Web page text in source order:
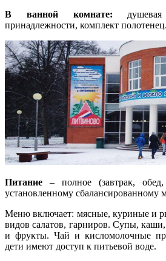
В ванной комнате:
принадлежности, комплект полотенец.
Питание – полное (завтрак,
установленному сбалансированному
Меню включает: мясные, куриные и
видов салатов, гарниров. Супы,
и фрукты. Чай и кисломолочные
дети имеют доступ к питьевой воде.